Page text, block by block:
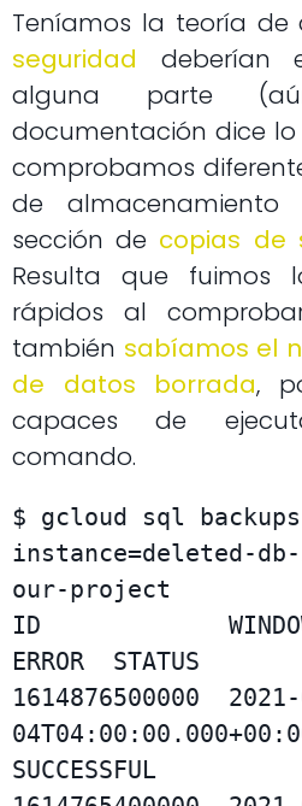
Teníamos la teoría de
seguridad deberían
alguna parte
documentación dice
comprobamos
de
sección de copias de
Resulta que fuimos
rápidos al
también sabíamos el
de datos borrada,
capaces de
comando.
$ gcloud sql
instance=deleted-
our-project
ID
ERROR  STATUS
1614876500000
SUCCESSFUL